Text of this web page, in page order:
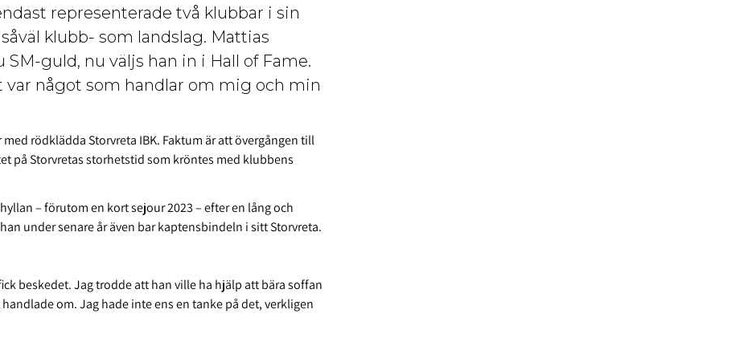
representerade två klubbar i sin
klubb- som landslag. Mattias
guld, nu väljs han in i Hall of Fame.
något som handlar om mig och min
rödklädda Storvreta IBK. Faktum är att övergången till
på Storvretas storhetstid som kröntes med klubbens
– förutom en kort sejour 2023 – efter en lång och
under senare år även bar kaptensbindeln i sitt Storvreta.
beskedet. Jag trodde att han ville ha hjälp att bära soffan
om. Jag hade inte ens en tanke på det, verkligen